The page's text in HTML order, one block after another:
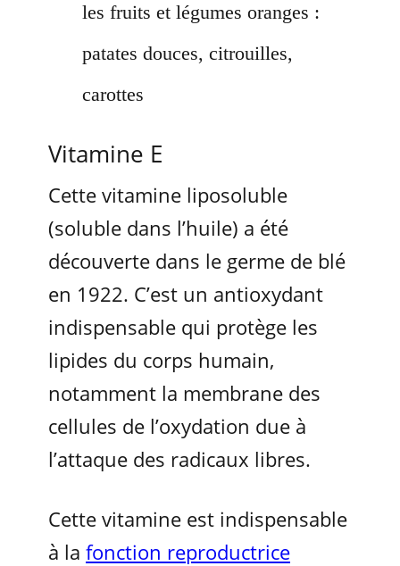
les fruits et légumes oranges :
patates douces, citrouilles,
carottes
Vitamine E
Cette vitamine liposoluble
(soluble dans l’huile) a été
découverte dans le germe de blé
en 1922. C’est un antioxydant
indispensable qui protège les
lipides du corps humain,
notamment la membrane des
cellules de l’oxydation due à
l’attaque des radicaux libres.
Cette vitamine est indispensable
à la fonction reproductrice